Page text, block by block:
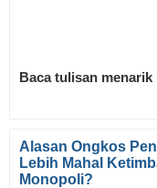
Baca tulisan menarik
Alasan Ongkos
Lebih Mahal
Monopoli?